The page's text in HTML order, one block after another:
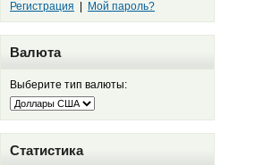
Регистрация Мой пароль?
Валюта
Выберите тип валюты:
Статистика